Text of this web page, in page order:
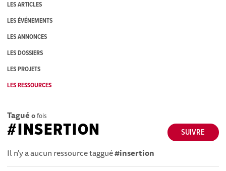
LES ARTICLES
LES ÉVÉNEMENTS
LES ANNONCES
LES DOSSIERS
LES PROJETS
LES RESSOURCES
Tagué 0fois
SUIVRE
#INSERTION
Il n'y a aucun ressource taggué#insertion